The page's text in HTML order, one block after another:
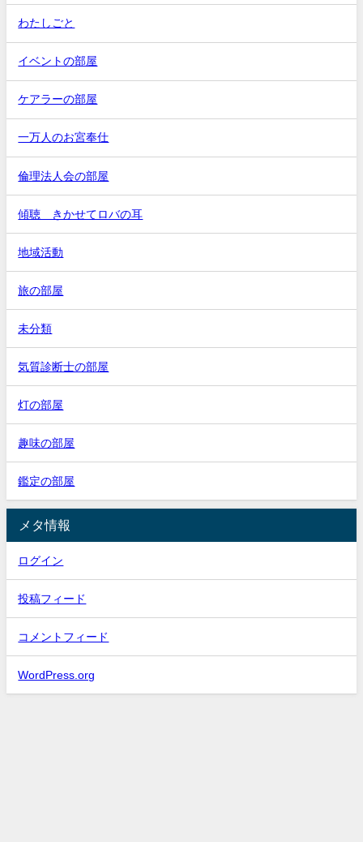
わたしごと
イベントの部屋
ケアラーの部屋
一万人のお宮奉仕
倫理法人会の部屋
傾聴 きかせてロバの耳
地域活動
旅の部屋
未分類
気質診断士の部屋
灯の部屋
趣味の部屋
鑑定の部屋
メタ情報
ログイン
投稿フィード
コメントフィード
WordPress.org